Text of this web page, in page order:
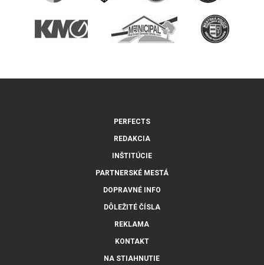
PERFECTS
REDAKCIA
INŠTITÚCIE
PARTNERSKÉ MESTÁ
DOPRAVNÉ INFO
DÔLEŽITÉ ČÍSLA
REKLAMA
KONTAKT
NA STIAHNUTIE